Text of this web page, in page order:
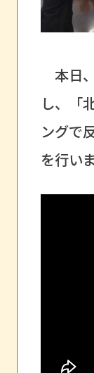
本日
し、「
ングで
を行い